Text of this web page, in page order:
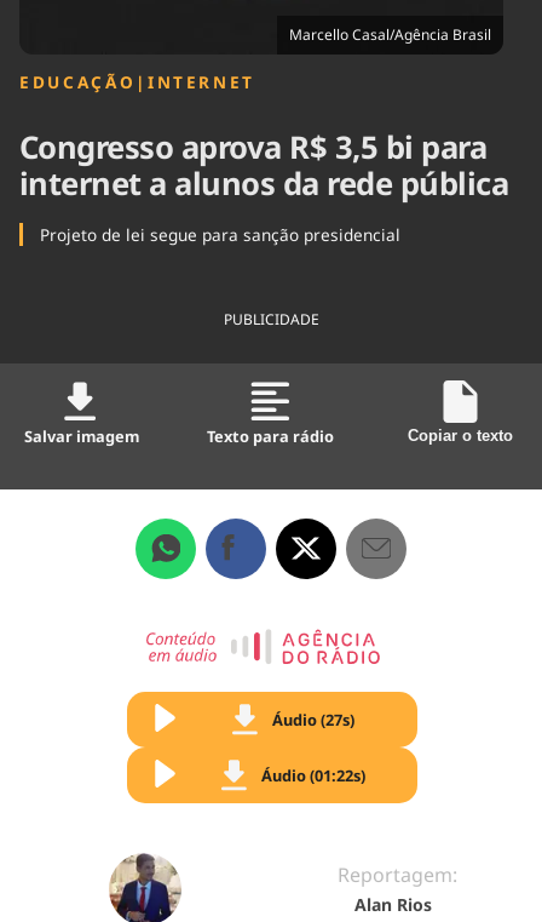
Marcello Casal/Agência Brasil
EDUCAÇÃO | INTERNET
Congresso aprova R$ 3,5 bi para
internet a alunos da rede pública
Projeto de lei segue para sanção presidencial
PUBLICIDADE
Salvar imagem Texto para rádio Copiar o texto
Áudio (27s)
Áudio (01:22s)
Reportagem:
Alan Rios